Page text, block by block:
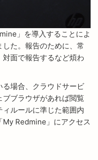
」を導入することによ
た。報告のために、常
面で報告するなど煩わ
場合、クラウドサービ
ブラウザがあれば閲覧
ルールに準じた範囲内
My Redmine」にアクセス